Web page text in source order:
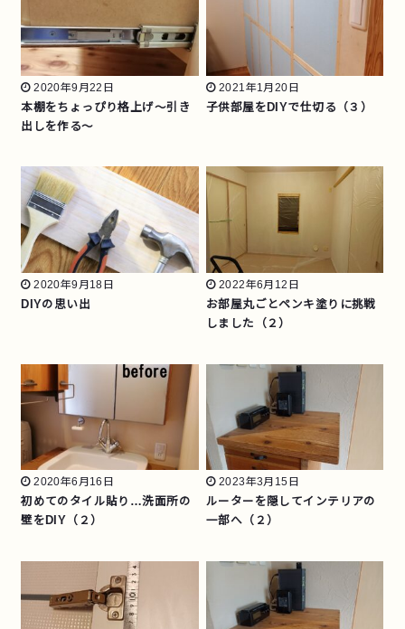
2020年9月22日
本棚をちょっぴり格上げ～引き
出しを作る～
2021年1月20日
子供部屋をDIYで仕切る（３）
2020年9月18日
DIYの思い出
2022年6月12日
お部屋丸ごとペンキ塗りに挑戦
しました（２）
2020年6月16日
初めてのタイル貼り…洗面所の
壁をDIY（２）
2023年3月15日
ルーターを隠してインテリアの
一部へ（２）